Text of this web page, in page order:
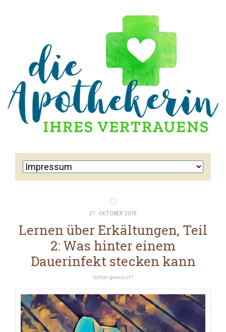
21. OKTOBER 2018
Lernen über Erkältungen, Teil
2: Was hinter einem
Dauerinfekt stecken kann
Schon gewusst?